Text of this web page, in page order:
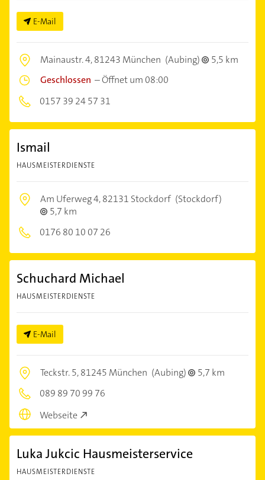
E-Mail
Mainaustr. 4,81243 München (Aubing)
5,5 km
Geschlossen –Öffnet um 08:00
0157 39 24 57 31
Ismail
HAUSMEISTERDIENSTE
Am Uferweg 4,82131 Stockdorf (Stockdorf)
5,7 km
0176 80 10 07 26
Schuchard Michael
HAUSMEISTERDIENSTE
E-Mail
Teckstr. 5,81245 München (Aubing)
5,7 km
089 89 70 99 76
Webseite
Luka Jukcic Hausmeisterservice
HAUSMEISTERDIENSTE